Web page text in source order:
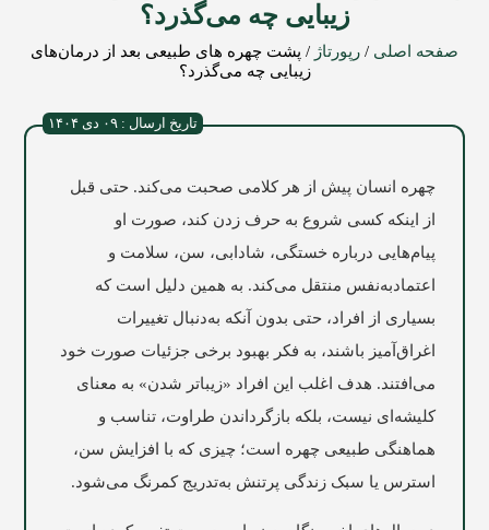
زیبایی چه می‌گذرد؟
صفحه اصلی / رپورتاژ / پشت چهره‌ های طبیعی بعد از درمان‌های
زیبایی چه می‌گذرد؟
تاریخ ارسال : ۰۹ دی ۱۴۰۴
چهره انسان پیش از هر کلامی صحبت می‌کند. حتی قبل
از اینکه کسی شروع به حرف زدن کند، صورت او
پیام‌هایی درباره خستگی، شادابی، سن، سلامت و
اعتمادبه‌نفس منتقل می‌کند. به همین دلیل است که
بسیاری از افراد، حتی بدون آنکه به‌دنبال تغییرات
اغراق‌آمیز باشند، به فکر بهبود برخی جزئیات صورت خود
می‌افتند. هدف اغلب این افراد «زیباتر شدن» به معنای
کلیشه‌ای نیست، بلکه بازگرداندن طراوت، تناسب و
هماهنگی طبیعی چهره است؛ چیزی که با افزایش سن،
استرس یا سبک زندگی پرتنش به‌تدریج کمرنگ می‌شود.